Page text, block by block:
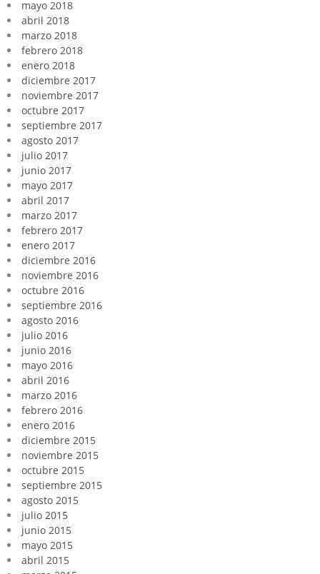
mayo 2018
abril 2018
marzo 2018
febrero 2018
enero 2018
diciembre 2017
noviembre 2017
octubre 2017
septiembre 2017
agosto 2017
julio 2017
junio 2017
mayo 2017
abril 2017
marzo 2017
febrero 2017
enero 2017
diciembre 2016
noviembre 2016
octubre 2016
septiembre 2016
agosto 2016
julio 2016
junio 2016
mayo 2016
abril 2016
marzo 2016
febrero 2016
enero 2016
diciembre 2015
noviembre 2015
octubre 2015
septiembre 2015
agosto 2015
julio 2015
junio 2015
mayo 2015
abril 2015